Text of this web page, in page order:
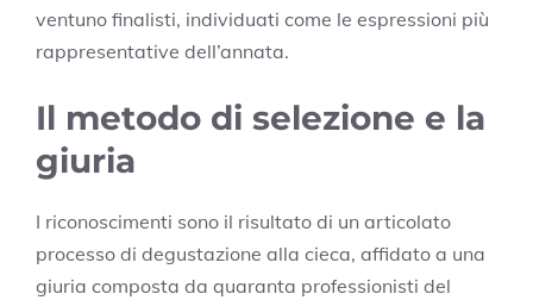
ventuno finalisti, individuati come le espressioni più
rappresentative dell’annata.
Il metodo di selezione e la
giuria
I riconoscimenti sono il risultato di un articolato
processo di degustazione alla cieca, affidato a una
giuria composta da quaranta professionisti del